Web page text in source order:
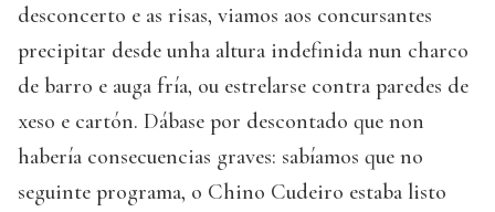
desconcerto e as risas, viamos aos concursantes
precipitar desde unha altura indefinida nun charco
de barro e auga fría, ou estrelarse contra paredes de
xeso e cartón. Dábase por descontado que non
habería consecuencias graves: sabíamos que no
seguinte programa, o Chino Cudeiro estaba listo